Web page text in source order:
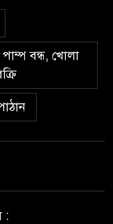
Lolajack
iskustvo od
isplate
vs Ostala
Kazina:
Bonuses
পাম্প বন্ধ, খোলা
: